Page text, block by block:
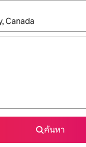
รือใช้การสัมผัสหรือปัด เพื่
ค้นหา